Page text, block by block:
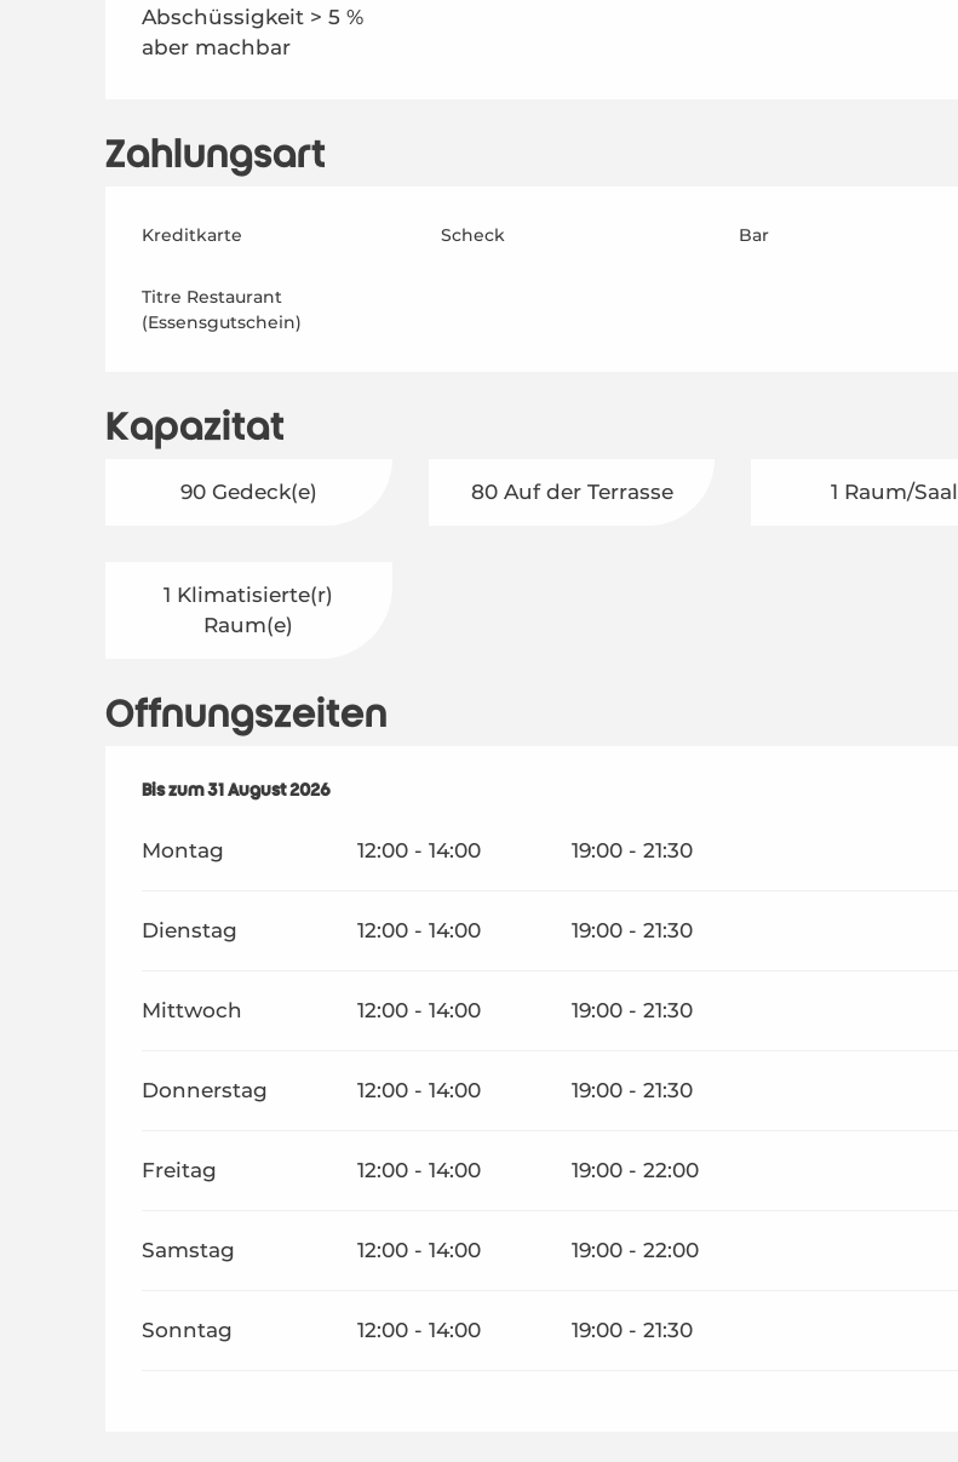
Abschüssigkeit > 5 %
aber machbar
Zahlungsart
Kreditkarte Scheck Bar
Titre Restaurant
(Essensgutschein)
Kapazität
90 Gedeck(e) 80 Auf der Terrasse 1 Raum/Saal
1 Klimatisierte(r)
Raum(e)
Öffnungszeiten
vom1 Juli 2026bis zum
Bis zum31 August 2026
Montag 12:00 - 14:00 19:00 - 21:30
Dienstag 12:00 - 14:00 19:00 - 21:30
Mittwoch 12:00 - 14:00 19:00 - 21:30
Donnerstag 12:00 - 14:00 19:00 - 21:30
Freitag 12:00 - 14:00 19:00 - 22:00
Samstag 12:00 - 14:00 19:00 - 22:00
Sonntag 12:00 - 14:00 19:00 - 21:30